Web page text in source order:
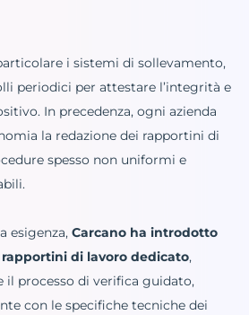
i sistemi di sollevamento,
periodici per attestare l’integrità e
In precedenza, ogni azienda
la redazione dei rapportini di
spesso non uniformi e
esigenza, Carcano ha introdotto
di lavoro dedicato,
il processo di verifica guidato,
con le specifiche tecniche dei